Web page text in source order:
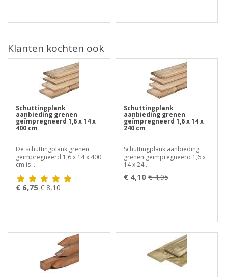
Klanten kochten ook
Schuttingplank
aanbieding grenen
geïmpregneerd 1,6 x 14 x
400 cm
De schuttingplank grenen
geïmpregneerd 1,6 x 14 x 400
cm is ..
€ 6,75 € 8,10
Schuttingplank
aanbieding grenen
geïmpregneerd 1,6 x 14 x
240 cm
Schuttingplank aanbieding
grenen geïmpregneerd 1,6 x
14 x 24..
€ 4,10 € 4,95